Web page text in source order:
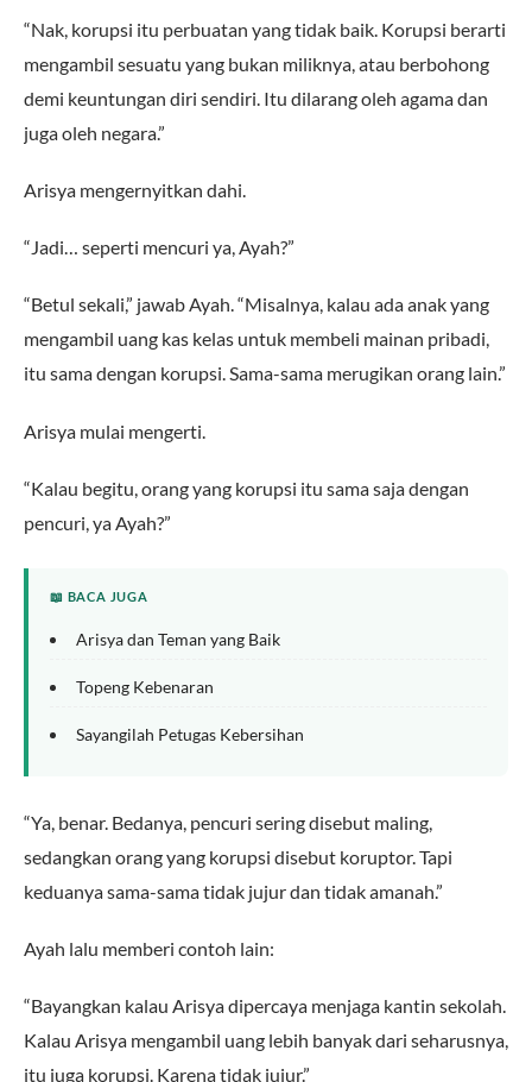
“Nak, korupsi itu perbuatan yang tidak baik. Korupsi berarti
mengambil sesuatu yang bukan miliknya, atau berbohong
demi keuntungan diri sendiri. Itu dilarang oleh agama dan
juga oleh negara.”
Arisya mengernyitkan dahi.
“Jadi… seperti mencuri ya, Ayah?”
“Betul sekali,” jawab Ayah. “Misalnya, kalau ada anak yang
mengambil uang kas kelas untuk membeli mainan pribadi,
itu sama dengan korupsi. Sama-sama merugikan orang lain.”
Arisya mulai mengerti.
“Kalau begitu, orang yang korupsi itu sama saja dengan
pencuri, ya Ayah?”
📖 BACA JUGA
Arisya dan Teman yang Baik
Topeng Kebenaran
Sayangilah Petugas Kebersihan
“Ya, benar. Bedanya, pencuri sering disebut maling,
sedangkan orang yang korupsi disebut koruptor. Tapi
keduanya sama-sama tidak jujur dan tidak amanah.”
Ayah lalu memberi contoh lain:
“Bayangkan kalau Arisya dipercaya menjaga kantin sekolah.
Kalau Arisya mengambil uang lebih banyak dari seharusnya,
itu juga korupsi. Karena tidak jujur.”